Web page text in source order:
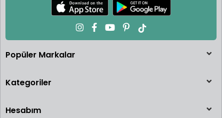
Popüler Markalar
Kategoriler
Hesabım